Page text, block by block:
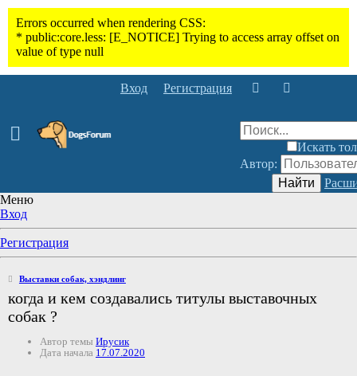
Вход Регистрация
Искать
Автор:
Найти
Меню
Вход
Регистрация
Выставки собак, хэндлинг
когда и кем создавались титулы выставочных
собак ?
Автор темы Ирусик
Дата начала 17.07.2020